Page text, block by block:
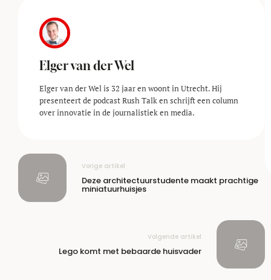
Elger van der Wel
Elger van der Wel is 32 jaar en woont in Utrecht. Hij
presenteert de podcast Rush Talk en schrijft een column
over innovatie in de journalistiek en media.
Vorige artikel
Deze architectuurstudente maakt prachtige
miniatuurhuisjes
Volgende artikel
Lego komt met bebaarde huisvader